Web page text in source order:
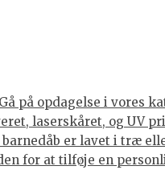
på opdagelse i vores
laserskåret, og UV
er lavet i træ
for at tilføje en